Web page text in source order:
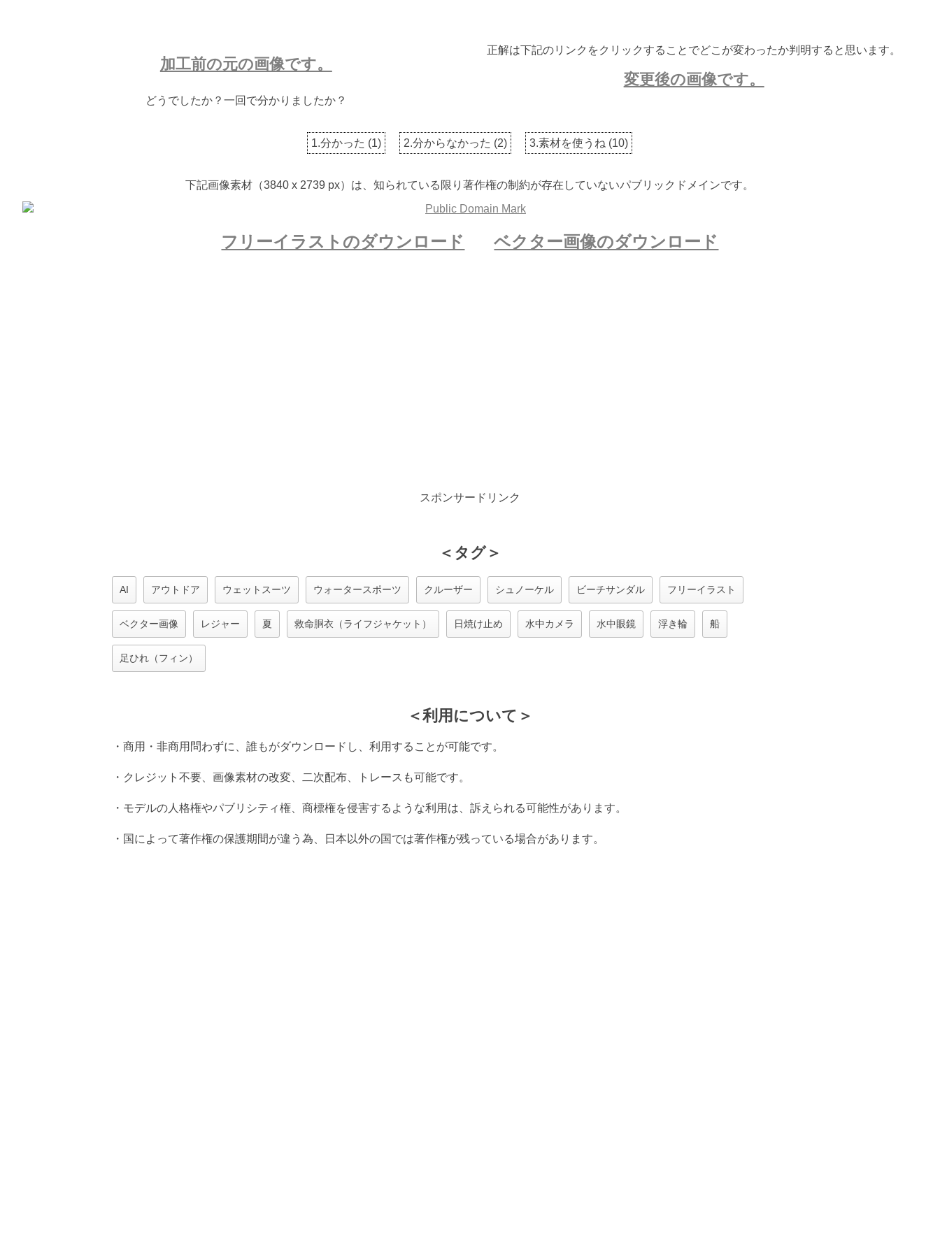
正解は下記のリンクをクリックすることでどこが変わったか判明すると思います。
加工前の元の画像です。
変更後の画像です。
どうでしたか？一回で分かりましたか？
1.分かった (1) 2.分からなかった (2) 3.素材を使うね (10)
下記画像素材（3840 x 2739 px）は、知られている限り著作権の制約が存在していないパブリックドメインです。
フリーイラストのダウンロード ベクター画像のダウンロード
スポンサードリンク
＜タグ＞
AI アウトドア ウェットスーツ ウォータースポーツ クルーザー シュノーケル ビーチサンダル フリーイラスト
ベクター画像 レジャー 夏 救命胴衣（ライフジャケット） 日焼け止め 水中カメラ 水中眼鏡 浮き輪 船
足ひれ（フィン）
＜利用について＞
・商用・非商用問わずに、誰もがダウンロードし、利用することが可能です。
・クレジット不要、画像素材の改変、二次配布、トレースも可能です。
・モデルの人格権やパブリシティ権、商標権を侵害するような利用は、訴えられる可能性があります。
・国によって著作権の保護期間が違う為、日本以外の国では著作権が残っている場合があります。